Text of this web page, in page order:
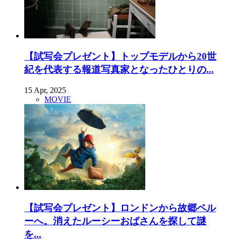
【試写会プレゼント】トップモデルから20世
紀を代表する報道写真家となったひとりの...
15 Apr, 2025
MOVIE
【試写会プレゼント】ロンドンから故郷ペル
ーへ。消えたルーシーおばさんを探して謎
を...